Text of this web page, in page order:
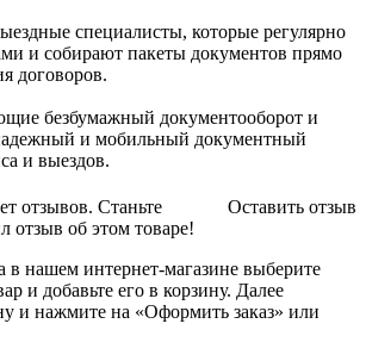
специалисты, которые регулярно
и собирают пакеты документов прямо
договоров.
безбумажный документооборот и
и мобильный документный
и выездов.
Оставить отзыв
отзывов. Станьте
отзыв об этом товаре!
в нашем интернет-магазине выберите
и добавьте его в корзину. Далее
и нажмите на «Оформить заказ» или